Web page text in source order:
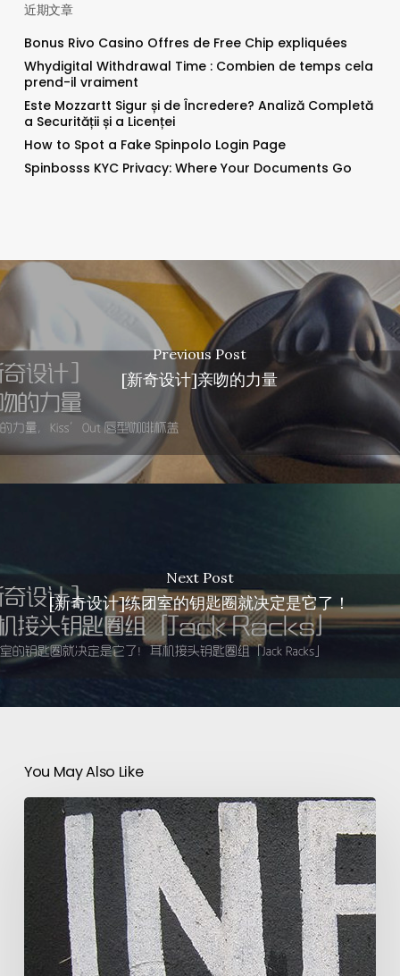
近期文章
Bonus Rivo Casino Offres de Free Chip expliquées
Whydigital Withdrawal Time : Combien de temps cela
prend-il vraiment
Este Mozzartt Sigur și de Încredere? Analiză Completă
a Securității și a Licenței
How to Spot a Fake Spinpolo Login Page
Spinbosss KYC Privacy: Where Your Documents Go
Previous Post
[新奇设计]亲吻的力量
Next Post
[新奇设计]练团室的钥匙圈就决定是它了！
You May Also Like